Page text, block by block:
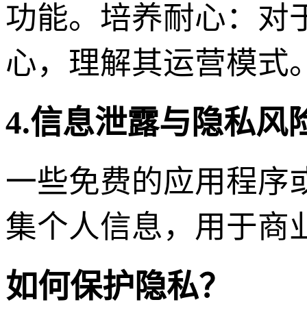
功能。培养耐心：对
心，理解其运营模式
4.信息泄露与隐私风
一些免费的应用程序
集个人信息，用于商
如何保护隐私？